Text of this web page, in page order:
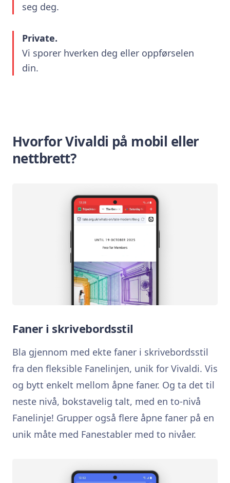
seg deg.
Private.
Vi sporer hverken deg eller oppførselen
din.
Hvorfor Vivaldi på mobil eller
nettbrett?
Faner i skrivebordsstil
Bla gjennom med ekte faner i skrivebordsstil
fra den fleksible Fanelinjen, unik for Vivaldi. Vis
og bytt enkelt mellom åpne faner. Og ta det til
neste nivå, bokstavelig talt, med en to-nivå
Fanelinje! Grupper også flere åpne faner på en
unik måte med Fanestabler med to nivåer.